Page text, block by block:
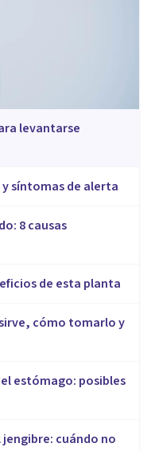
levantarse
síntomas de alerta
8 causas
de esta planta
sirve, cómo tomarlo y
estómago: posibles
cuándo no